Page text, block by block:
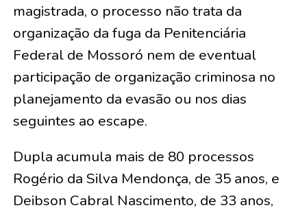
magistrada, o processo não trata da
organização da fuga da Penitenciária
Federal de Mossoró nem de eventual
participação de organização criminosa no
planejamento da evasão ou nos dias
seguintes ao escape.
Dupla acumula mais de 80 processos
Rogério da Silva Mendonça, de 35 anos, e
Deibson Cabral Nascimento, de 33 anos,